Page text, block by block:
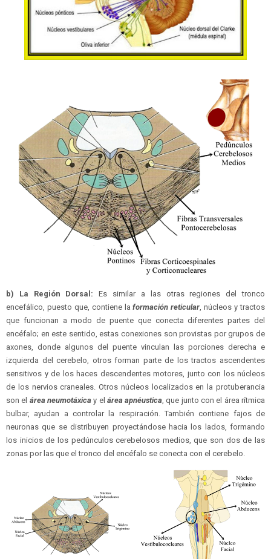
b) La Región Dorsal: Es similar a las otras regiones del tronco
encefálico, puesto que, contiene laformación reticular, núcleos y tractos
que funcionan a modo de puente que conecta diferentes partes del
encéfalo; en este sentido, estas conexiones son provistas por grupos de
axones, donde algunos del puente vinculan las porciones derecha e
izquierda del cerebelo, otros forman parte de los tractos ascendentes
sensitivos y de los haces descendentes motores, junto con los núcleos
de los nervios craneales. Otros núcleos localizados en la protuberancia
son el área neumotáxicay el área apnéustica, que junto con el área rítmica
bulbar, ayudan a controlar la respiración. También contiene fajos de
neuronas que se distribuyen proyectándose hacia los lados, formando
los inicios de los pedúnculos cerebelosos medios, que son dos de las
zonas por las que el tronco del encéfalo se conecta con el cerebelo.